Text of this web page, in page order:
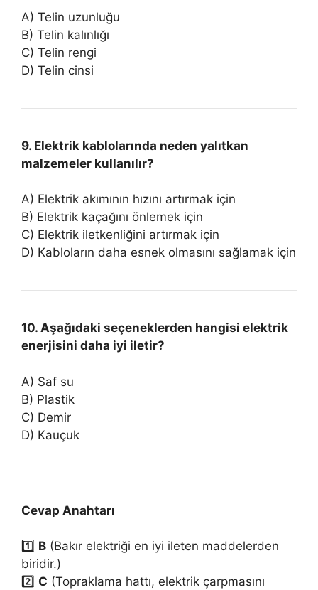
A) Telin uzunluğu
B) Telin kalınlığı
C) Telin rengi
D) Telin cinsi
9. Elektrik kablolarında neden yalıtkan
malzemeler kullanılır?
A) Elektrik akımının hızını artırmak için
B) Elektrik kaçağını önlemek için
C) Elektrik iletkenliğini artırmak için
D) Kabloların daha esnek olmasını sağlamak için
10. Aşağıdaki seçeneklerden hangisi elektrik
enerjisini daha iyi iletir?
A) Saf su
B) Plastik
C) Demir
D) Kauçuk
Cevap Anahtarı
1️⃣ B (Bakır elektriği en iyi ileten maddelerden
biridir.)
2️⃣ C (Topraklama hattı, elektrik çarpmasını